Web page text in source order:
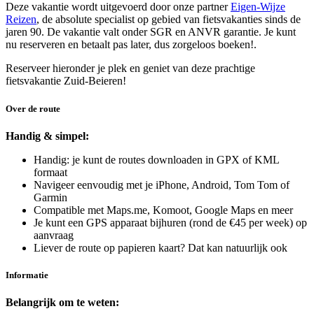
Deze vakantie wordt uitgevoerd door onze partnerEigen-Wijze
Reizen, de absolute specialist op gebied van fietsvakanties sinds de
jaren 90. De vakantie valt onder SGR en ANVR garantie. Je kunt
nu reserveren en betaalt pas later, dus zorgeloos boeken!.
Reserveer hieronder je plek en geniet van deze prachtige
fietsvakantie Zuid-Beieren!
Over de route
Handig & simpel:
Handig: je kunt de routes downloaden in GPX of KML
formaat
Navigeer eenvoudig met je iPhone, Android, Tom Tom of
Garmin
Compatible met Maps.me, Komoot, Google Maps en meer
Je kunt een GPS apparaat bijhuren (rond de €45 per week) op
aanvraag
Liever de route op papieren kaart? Dat kan natuurlijk ook
Informatie
Belangrijk om te weten: